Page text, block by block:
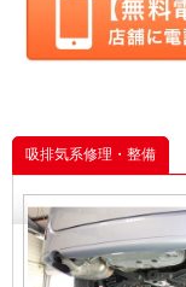
吸排気系修理・整備